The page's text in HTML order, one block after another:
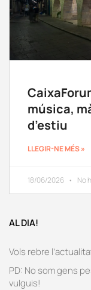
música,
d’estiu
LLEGIR-NE MÉS »
18/06/2026 No
AL DIA!
Vols rebre
PD: No som gens
vulguis!